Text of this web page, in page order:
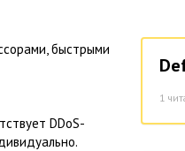
быстрыми
DDoS-
1